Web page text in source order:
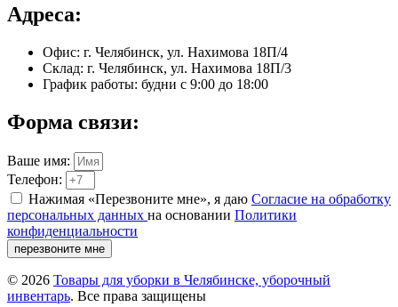
Адреса:
Офис: г. Челябинск, ул. Нахимова 18П/4
Склад: г. Челябинск, ул. Нахимова 18П/3
График работы: будни с 9:00 до 18:00
Форма связи:
Ваше имя:
Телефон:
Нажимая «Перезвоните мне», я даю Согласие на обработку
персональных данных на основании Политики
конфиденциальности
перезвоните мне
© 2026 Товары для уборки в Челябинске, уборочный
инвентарь. Все права защищены